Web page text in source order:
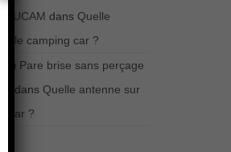
dans Quelle
le camping car ?
Pare brise sans perçage
dans Quelle antenne sur
car ?